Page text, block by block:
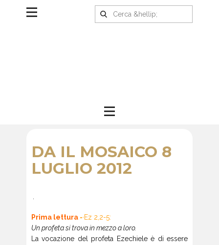
DA IL MOSAICO 8
LUGLIO 2012
Prima lettura -·Ez 2,2-5:
Un profeta si trova in mezzo a loro.
La vocazione del profeta Ezechiele è di essere